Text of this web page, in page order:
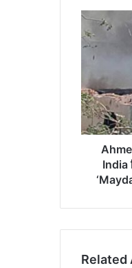
Ahmedabad
Air
India
Plane
Air
India
विमान
क्रैश
सिग्नल,
India
Related